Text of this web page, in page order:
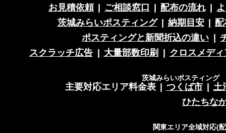
お見積依頼
ご相談窓口 配布の流れ
茨城みらいポスティング
納期目安
ポスティングと新聞折込の違い
スクラッチ広告
大量部数印刷 クロスメディ
茨城みらいポスティング
主要対応エリア料金表 つくば市
土
ひたちな
関東エリア全域対応(